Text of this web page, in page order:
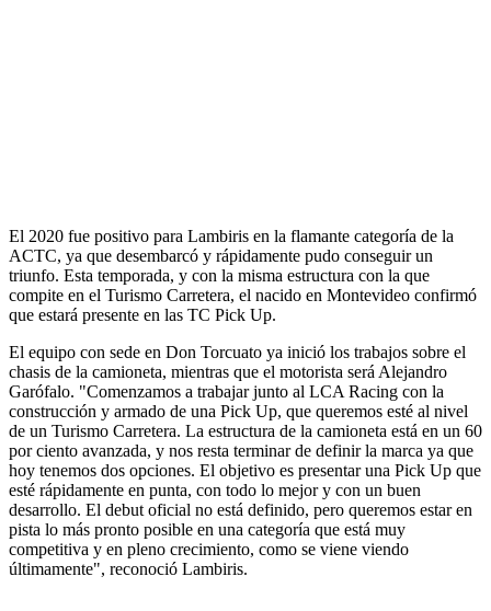
El 2020 fue positivo para Lambiris en la flamante categoría de la
ACTC, ya que desembarcó y rápidamente pudo conseguir un
triunfo. Esta temporada, y con la misma estructura con la que
compite en el Turismo Carretera, el nacido en Montevideo confirmó
que estará presente en las TC Pick Up.
El equipo con sede en Don Torcuato ya inició los trabajos sobre el
chasis de la camioneta, mientras que el motorista será Alejandro
Garófalo. "Comenzamos a trabajar junto al LCA Racing con la
construcción y armado de una Pick Up, que queremos esté al nivel
de un Turismo Carretera. La estructura de la camioneta está en un 60
por ciento avanzada, y nos resta terminar de definir la marca ya que
hoy tenemos dos opciones. El objetivo es presentar una Pick Up que
esté rápidamente en punta, con todo lo mejor y con un buen
desarrollo. El debut oficial no está definido, pero queremos estar en
pista lo más pronto posible en una categoría que está muy
competitiva y en pleno crecimiento, como se viene viendo
últimamente", reconoció Lambiris.